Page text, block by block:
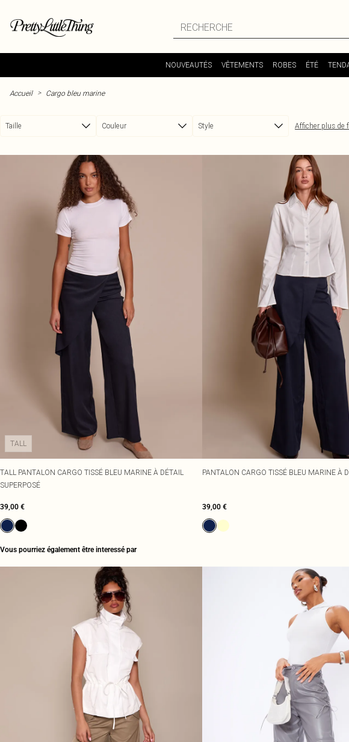
NOUVEAUTÉS VÊTEMENTS ROBES ÉTÉ
Accueil > Cargo bleu marine
Taille Couleur Style
Afficher plus de
TALL
TALL PANTALON CARGO TISSÉ BLEU MARINE À DÉTAIL
SUPERPOSÉ
39,00 €
PANTALON CARGO TISSÉ BLEU MARINE À
39,00 €
Vous pourriez également être interessé par